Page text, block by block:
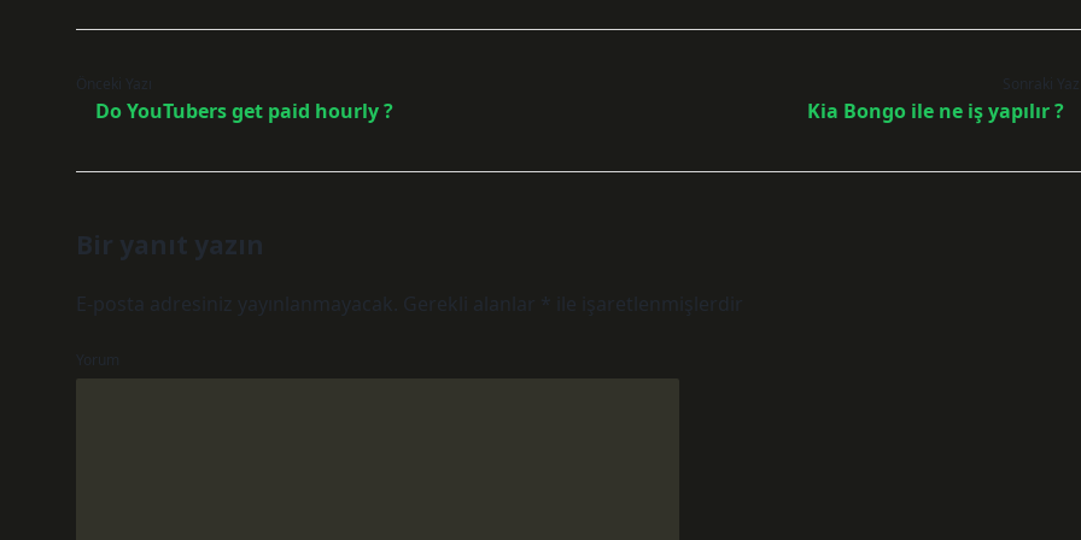
Önceki Yazı
Do YouTubers get paid hourly ?
Sonraki
Kia Bongo ile ne iş yapılır ?
Bir yanıt yazın
E-posta adresiniz yayınlanmayacak. Gerekli alanlar * ile işaretlenmişlerdir
Yorum